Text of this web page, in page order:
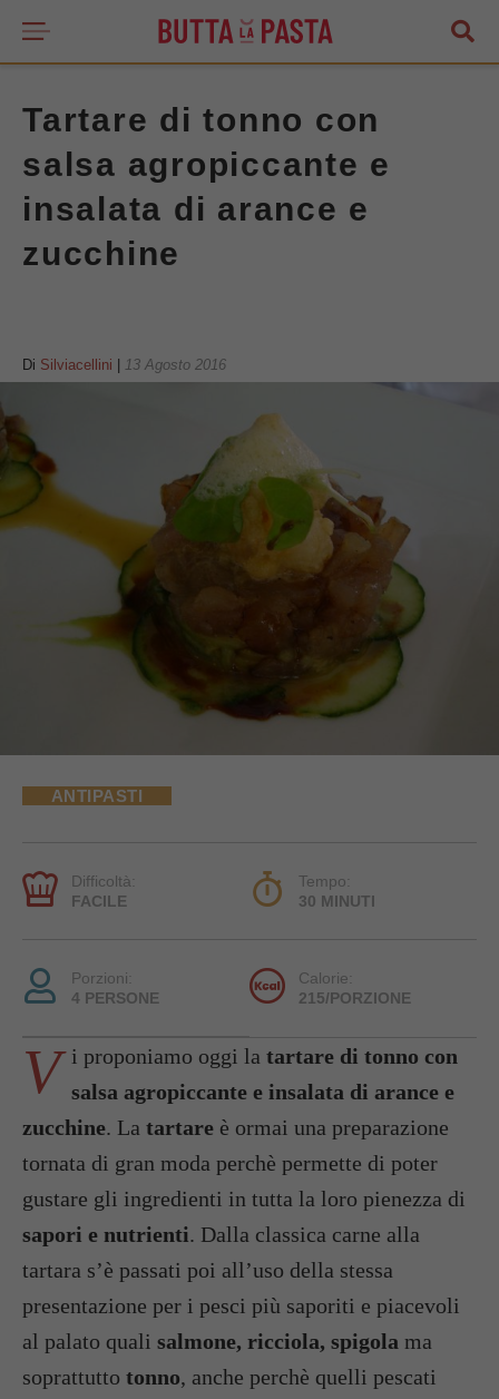
Tartare di tonno con
salsa agropiccante e
insalata di arance e
zucchine
Di Silviacellini 13 Agosto 2016
ANTIPASTI
Difficoltà:
FACILE
Tempo:
30 MINUTI
Porzioni:
4 PERSONE
Calorie:
215/PORZIONE
V i proponiamo oggi la tartare di tonno con
salsa agropiccante e insalata di arance e
zucchine. La tartare è ormai una preparazione
tornata di gran moda perchè permette di poter
gustare gli ingredienti in tutta la loro pienezza di
sapori e nutrienti. Dalla classica carne alla
tartara s’è passati poi all’uso della stessa
presentazione per i pesci più saporiti e piacevoli
al palato quali salmone, ricciola, spigola ma
soprattutto tonno, anche perchè quelli pescati